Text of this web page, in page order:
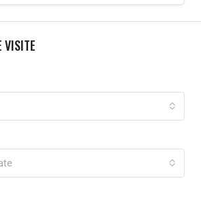
VISITE